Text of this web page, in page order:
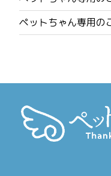
シ
ョ
ペットちゃん専用